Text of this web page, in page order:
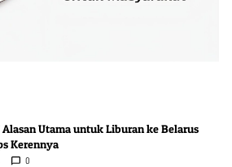
Alasan Utama untuk Liburan ke Belarus
Kerennya
0